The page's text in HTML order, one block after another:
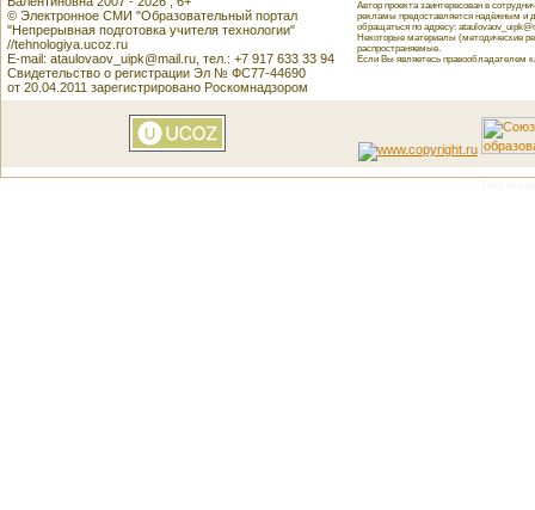
© Электронное СМИ "Образовательный портал
"Непрерывная подготовка учителя технологии"
//tehnologiya.ucoz.ru
E-mail: ataulovaov_uipk@mail.ru, тел.: +7 917 633 33 94
Свидетельство о регистрации Эл № ФС77-44690
от 20.04.2011 зарегистрировано Роскомнадзором
Автор проекта заинтересован в
рекламы предоставляется надёжным и
обращаться по адресу:
Некоторые материалы (методические
распространяемые.
Если Вы являетесь правообладателем